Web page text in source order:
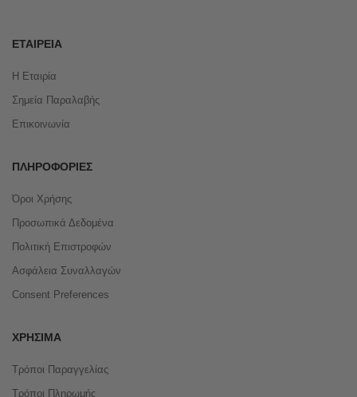
ΕΤΑΙΡΕΊΑ
Η Εταιρία
Σημεία Παραλαβής
Επικοινωνία
ΠΛΗΡΟΦΟΡΊΕΣ
Όροι Χρήσης
Προσωπικά Δεδομένα
Πολιτική Επιστροφών
Ασφάλεια Συναλλαγών
Consent Preferences
ΧΡΉΣΙΜΑ
Τρόποι Παραγγελίας
Τρόποι Πληρωμής